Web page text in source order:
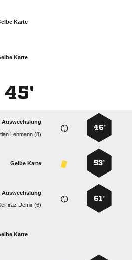
Karte
Karte
45'
46’
Auswechslung
 
53’
Gelbe Karte
61’
Auswechslung
 
Karte